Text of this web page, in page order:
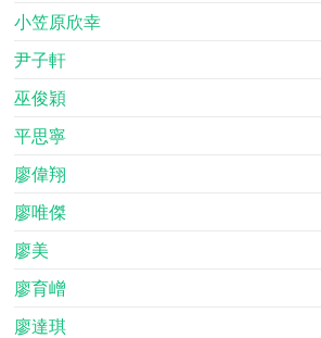
小笠原欣幸
尹子軒
巫俊穎
平思寧
廖偉翔
廖唯傑
廖美
廖育嶒
廖達琪